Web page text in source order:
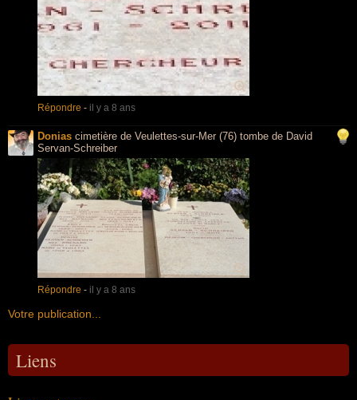
Répondre - il y a 8 ans
Donias cimetière de Veulettes-sur-Mer (76) tombe de David
Servan-Schreiber
Répondre - il y a 8 ans
Votre publication...
Liens